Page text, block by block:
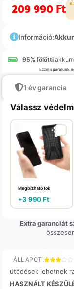
209 990 Ft
Információ:
95% fölötti
Ezzel spórolunk
1 év garancia
Válassz
Megbízható tok
+3 990Ft
Extra garanciát
ÁLLAPOT:
ütődések lehetnek
HASZNÁLT